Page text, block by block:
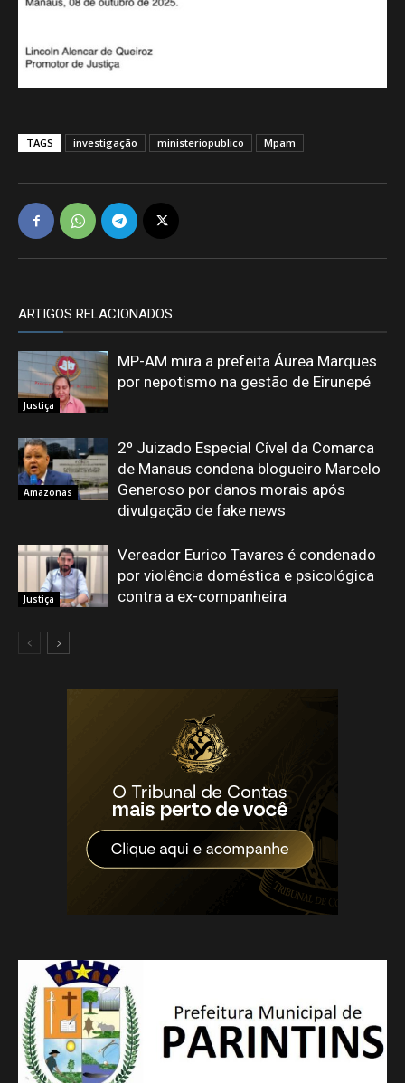
TAGS investigação ministeriopublico Mpam
ARTIGOS RELACIONADOS
Justiça
MP-AM mira a prefeita Áurea Marques
por nepotismo na gestão de Eirunepé
Amazonas
2º Juizado Especial Cível da Comarca
de Manaus condena blogueiro Marcelo
Generoso por danos morais após
divulgação de fake news
Justiça
Vereador Eurico Tavares é condenado
por violência doméstica e psicológica
contra a ex-companheira